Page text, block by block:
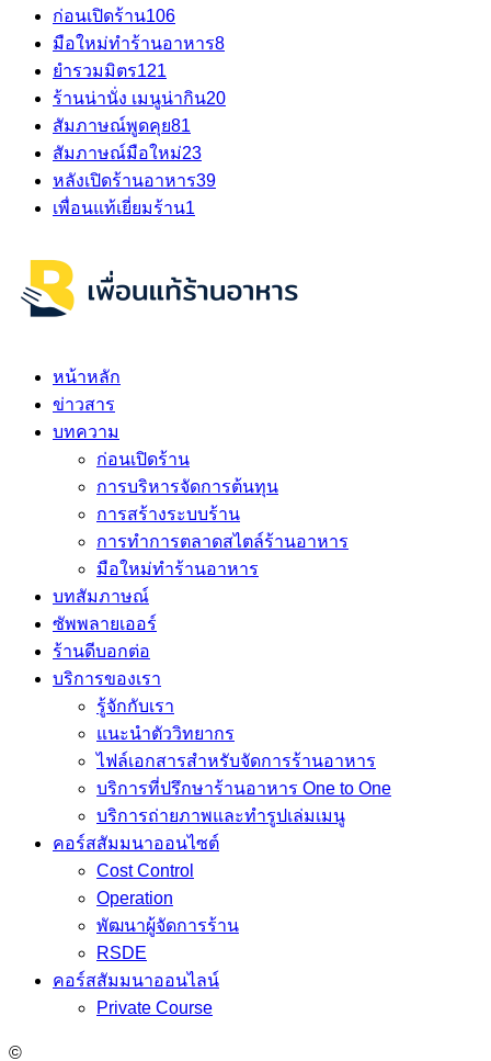
ก่อนเปิดร้าน106
มือใหม่ทำร้านอาหาร8
ยำรวมมิตร121
ร้านน่านั่ง เมนูน่ากิน20
สัมภาษณ์พูดคุย81
สัมภาษณ์มือใหม่23
หลังเปิดร้านอาหาร39
เพื่อนแท้เยี่ยมร้าน1
หน้าหลัก
ข่าวสาร
บทความ
ก่อนเปิดร้าน
การบริหารจัดการต้นทุน
การสร้างระบบร้าน
การทำการตลาดสไตล์ร้านอาหาร
มือใหม่ทำร้านอาหาร
บทสัมภาษณ์
ซัพพลายเออร์
ร้านดีบอกต่อ
บริการของเรา
รู้จักกับเรา
แนะนำตัววิทยากร
ไฟล์เอกสารสำหรับจัดการร้านอาหาร
บริการที่ปรึกษาร้านอาหาร One to One
บริการถ่ายภาพและทำรูปเล่มเมนู
คอร์สสัมมนาออนไซต์
Cost Control
Operation
พัฒนาผู้จัดการร้าน
RSDE
คอร์สสัมมนาออนไลน์
Private Course
©